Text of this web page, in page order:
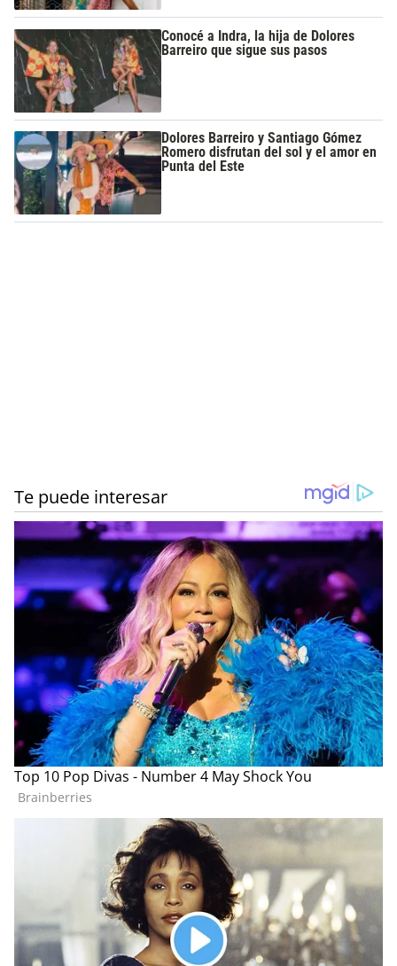
Conocé a Indra, la hija de Dolores
Barreiro que sigue sus pasos
Dolores Barreiro y Santiago Gómez
Romero disfrutan del sol y el amor en
Punta del Este